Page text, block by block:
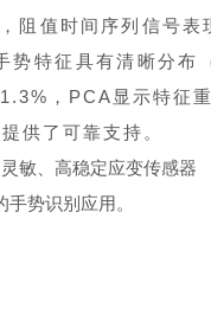
值时间序列信号
特征具有清晰分
，PCA显示特征
供了可靠支持。
势识别应用。